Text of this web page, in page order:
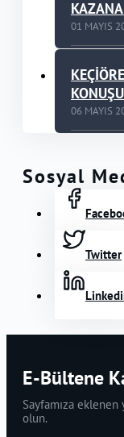
01 MAYIS
06 MAYIS
Sosyal
Twitter
E-Bültene
Sayfamıza
olun.